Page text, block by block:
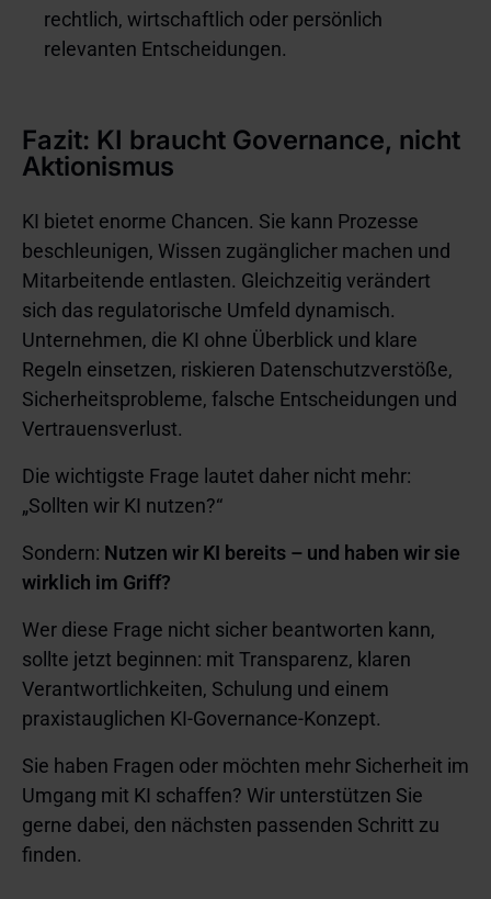
rechtlich, wirtschaftlich oder persönlich
relevanten Entscheidungen.
Fazit: KI braucht Governance, nicht
Aktionismus
KI bietet enorme Chancen. Sie kann Prozesse
beschleunigen, Wissen zugänglicher machen und
Mitarbeitende entlasten. Gleichzeitig verändert
sich das regulatorische Umfeld dynamisch.
Unternehmen, die KI ohne Überblick und klare
Regeln einsetzen, riskieren Datenschutzverstöße,
Sicherheitsprobleme, falsche Entscheidungen und
Vertrauensverlust.
Die wichtigste Frage lautet daher nicht mehr:
„Sollten wir KI nutzen?“
Sondern: Nutzen wir KI bereits – und haben wir sie
wirklich im Griff?
Wer diese Frage nicht sicher beantworten kann,
sollte jetzt beginnen: mit Transparenz, klaren
Verantwortlichkeiten, Schulung und einem
praxistauglichen KI-Governance-Konzept.
Sie haben Fragen oder möchten mehr Sicherheit im
Umgang mit KI schaffen? Wir unterstützen Sie
gerne dabei, den nächsten passenden Schritt zu
finden.